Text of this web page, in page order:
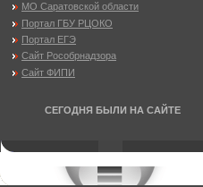
МО Саратовской области
Портал ГБУ РЦОКО
Портал ЕГЭ
Сайт Рособрнадзора
Сайт ФИПИ
СЕГОДНЯ БЫЛИ НА САЙТЕ